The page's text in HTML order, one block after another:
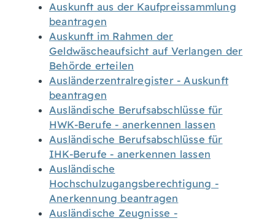
Auskunft aus der Kaufpreissammlung
beantragen
Auskunft im Rahmen der
Geldwäscheaufsicht auf Verlangen der
Behörde erteilen
Ausländerzentralregister - Auskunft
beantragen
Ausländische Berufsabschlüsse für
HWK-Berufe - anerkennen lassen
Ausländische Berufsabschlüsse für
IHK-Berufe - anerkennen lassen
Ausländische
Hochschulzugangsberechtigung -
Anerkennung beantragen
Ausländische Zeugnisse -